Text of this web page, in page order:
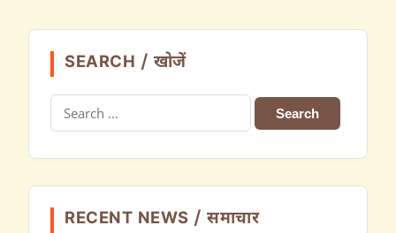
SEARCH / खोजें
Search
for:
RECENT NEWS / समाचार